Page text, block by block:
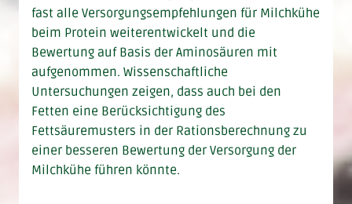
fast alle Versorgungsempfehlungen für Milchkühe
beim Protein weiterentwickelt und die
Bewertung auf Basis der Aminosäuren mit
aufgenommen. Wissenschaftliche
Untersuchungen zeigen, dass auch bei den
Fetten eine Berücksichtigung des
Fettsäuremusters in der Rationsberechnung zu
einer besseren Bewertung der Versorgung der
Milchkühe führen könnte.